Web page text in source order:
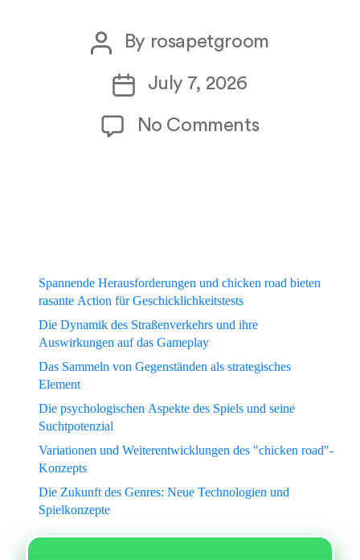
Post
author
By rosapetgroom
Post
date
July 7, 2026
No Commentson
Spannende Herausforderungen und chicken road bieten
rasante Action für Geschicklichkeitstests
Die Dynamik des Straßenverkehrs und ihre
Auswirkungen auf das Gameplay
Das Sammeln von Gegenständen als strategisches
Element
Die psychologischen Aspekte des Spiels und seine
Suchtpotenzial
Variationen und Weiterentwicklungen des "chicken road"-
Konzepts
Die Zukunft des Genres: Neue Technologien und
Spielkonzepte